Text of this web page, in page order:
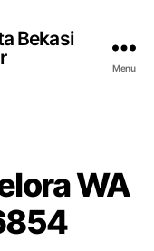
Bekasi
Menu
WA